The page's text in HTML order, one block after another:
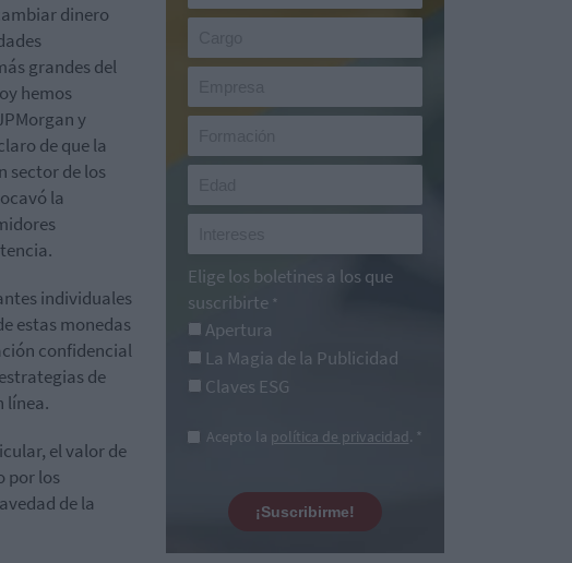
dinero
grandes del
hemos
y
de que la
sector de los
la
individuales
estas monedas
confidencial
de
línea.
el valor de
por los
de la
Elige los boletines a los que
suscribirte *
Apertura
La Magia de la Publicidad
Claves ESG
Acepto la política de privacidad. *
¡Suscribirme!